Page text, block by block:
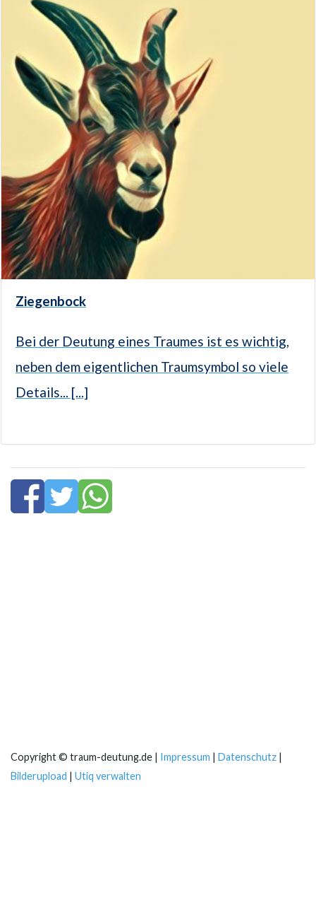
Ziegenbock
Bei der Deutung eines Traumes ist es wichtig,
neben dem eigentlichen Traumsymbol so viele
Details... [...]
Copyright © traum-deutung.de | Impressum | Datenschutz |
Bilderupload | Utiq verwalten